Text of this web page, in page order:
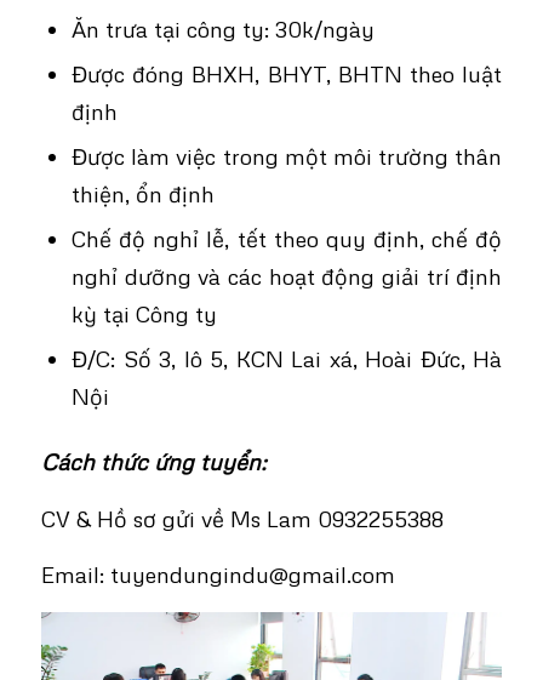
Ăn trưa tại công ty: 30k/ngày
Được đóng BHXH, BHYT, BHTN theo luật
định
Được làm việc trong một môi trường thân
thiện, ổn định
Chế độ nghỉ lễ, tết theo quy định, chế độ
nghỉ dưỡng và các hoạt động giải trí định
kỳ tại Công ty
Đ/C: Số 3, lô 5, KCN Lai xá, Hoài Đức, Hà
Nội
Cách thức ứng tuyển:
CV & Hồ sơ gửi về Ms Lam 0932255388
Email: tuyendungindu@gmail.com